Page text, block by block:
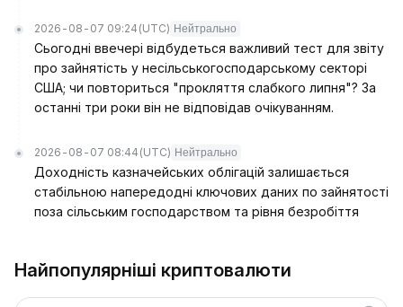
2026-08-07 09:24 (UTC) Нейтрально
Сьогодні ввечері відбудеться важливий тест для звіту
про зайнятість у несільськогосподарському секторі
США; чи повториться "прокляття слабкого липня"? За
останні три роки він не відповідав очікуванням.
2026-08-07 08:44 (UTC) Нейтрально
Доходність казначейських облігацій залишається
стабільною напередодні ключових даних по зайнятості
поза сільським господарством та рівня безробіття
Найпопулярніші криптовалюти